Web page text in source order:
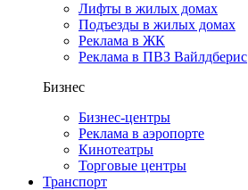
Лифты в жилых домах
Подъезды в жилых домах
Реклама в ЖК
Реклама в ПВЗ Вайлдберис
Бизнес
Бизнес-центры
Реклама в аэропорте
Кинотеатры
Торговые центры
Транспорт